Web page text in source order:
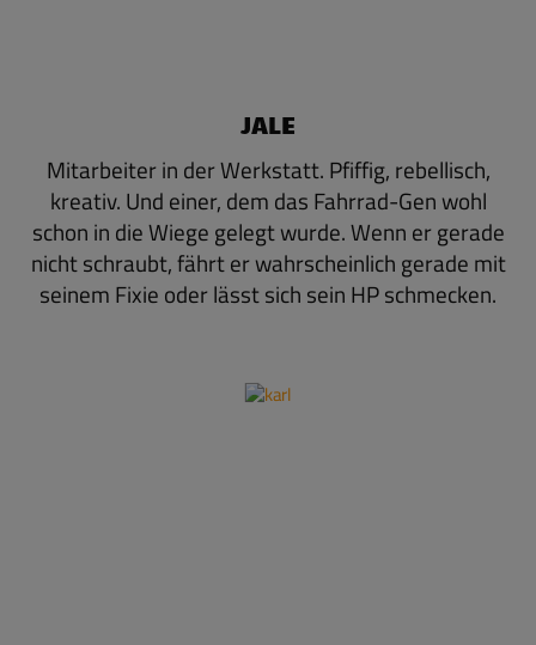
JALE
Mitarbeiter in der Werkstatt. Pfiffig, rebellisch,
kreativ. Und einer, dem das Fahrrad-Gen wohl
schon in die Wiege gelegt wurde. Wenn er gerade
nicht schraubt, fährt er wahrscheinlich gerade mit
seinem Fixie oder lässt sich sein HP schmecken.